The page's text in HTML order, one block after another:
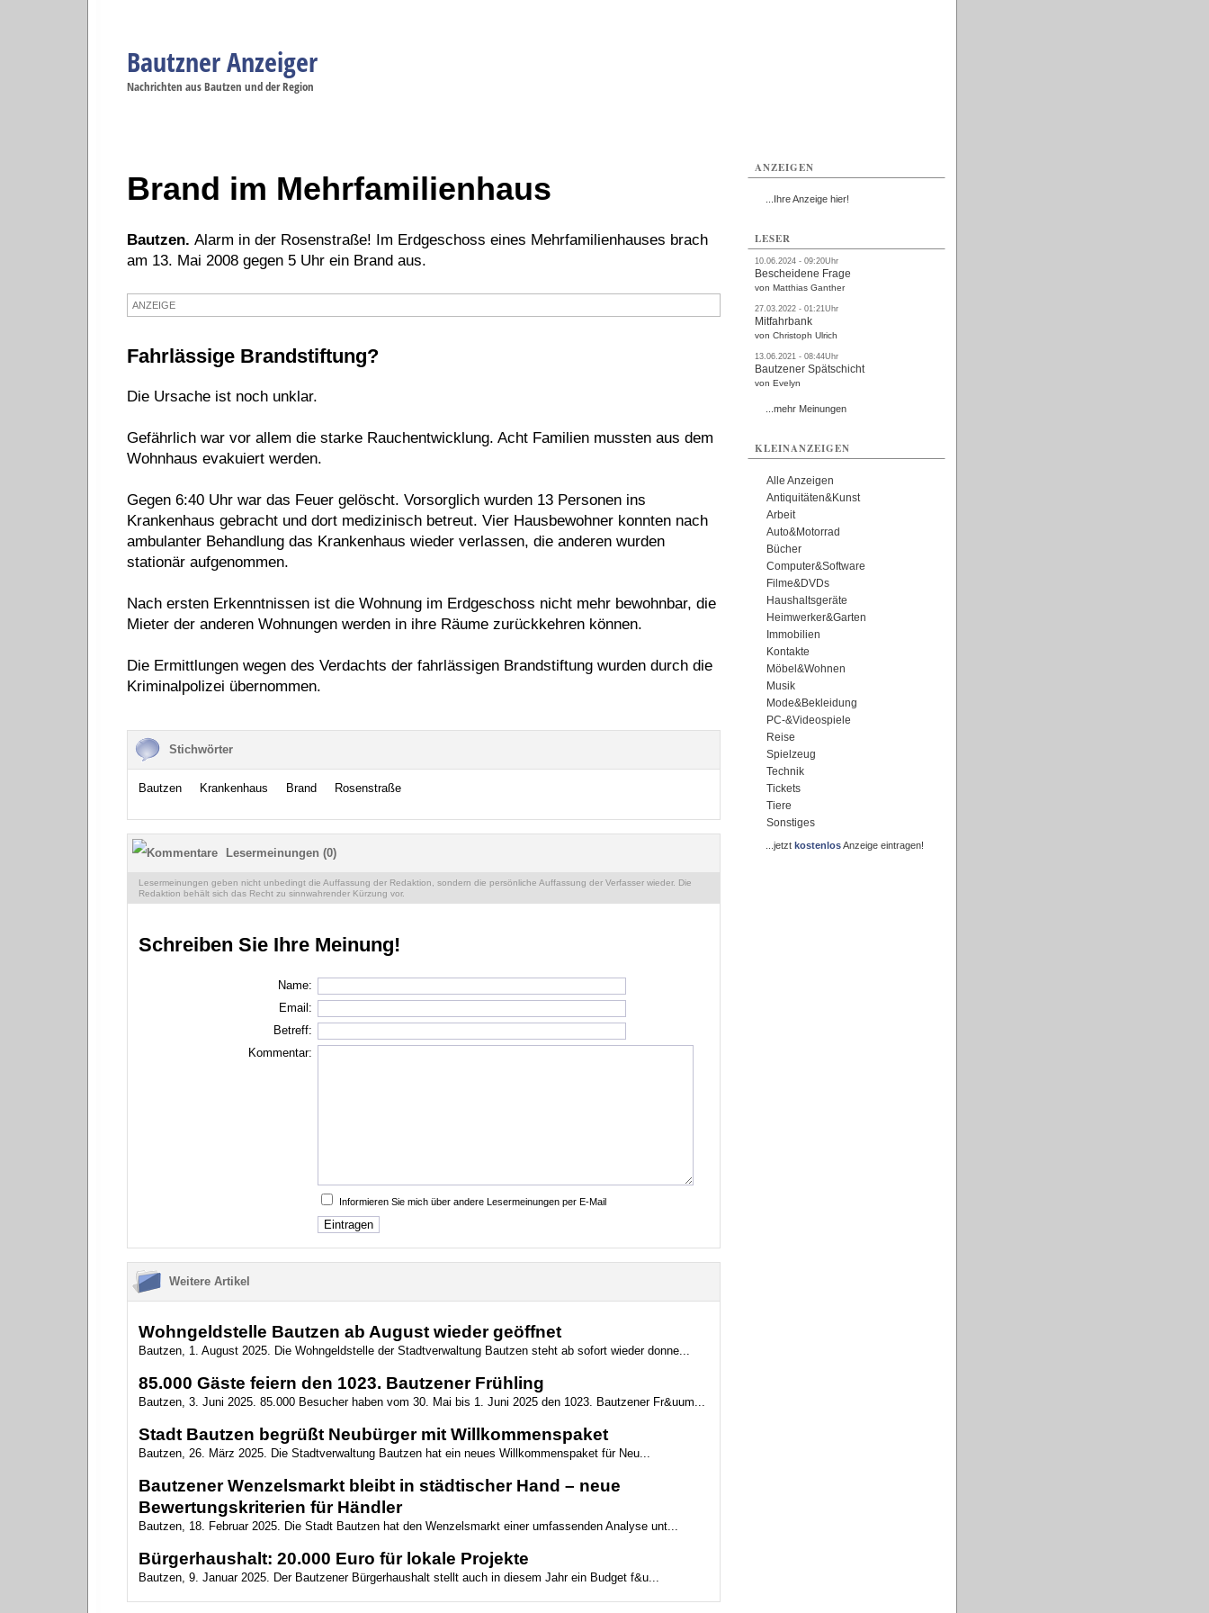
Bautzner Anzeiger
Nachrichten aus Bautzen und der Region
Brand im Mehrfamilienhaus
Bautzen. Alarm in der Rosenstraße! Im Erdgeschoss eines Mehrfamilienhauses brach
am 13. Mai 2008 gegen 5 Uhr ein Brand aus.
ANZEIGE
Fahrlässige Brandstiftung?
Die Ursache ist noch unklar.
Gefährlich war vor allem die starke Rauchentwicklung. Acht Familien mussten aus dem
Wohnhaus evakuiert werden.
Gegen 6:40 Uhr war das Feuer gelöscht. Vorsorglich wurden 13 Personen ins
Krankenhaus gebracht und dort medizinisch betreut. Vier Hausbewohner konnten nach
ambulanter Behandlung das Krankenhaus wieder verlassen, die anderen wurden
stationär aufgenommen.
Nach ersten Erkenntnissen ist die Wohnung im Erdgeschoss nicht mehr bewohnbar, die
Mieter der anderen Wohnungen werden in ihre Räume zurückkehren können.
Die Ermittlungen wegen des Verdachts der fahrlässigen Brandstiftung wurden durch die
Kriminalpolizei übernommen.
Stichwörter
Bautzen Krankenhaus Brand Rosenstraße
Lesermeinungen (0)
Lesermeinungen geben nicht unbedingt die Auffassung der Redaktion, sondern die persönliche Auffassung der Verfasser wieder. Die
Redaktion behält sich das Recht zu sinnwahrender Kürzung vor.
Schreiben Sie Ihre Meinung!
Name:
Email:
Betreff:
Kommentar:
Informieren Sie mich über andere Lesermeinungen per E-Mail
Weitere Artikel
Wohngeldstelle Bautzen ab August wieder geöffnet
Bautzen, 1. August 2025. Die Wohngeldstelle der Stadtverwaltung Bautzen steht ab sofort wieder donne...
85.000 Gäste feiern den 1023. Bautzener Frühling
Bautzen, 3. Juni 2025. 85.000 Besucher haben vom 30. Mai bis 1. Juni 2025 den 1023. Bautzener Fr&uum...
Stadt Bautzen begrüßt Neubürger mit Willkommenspaket
Bautzen, 26. März 2025. Die Stadtverwaltung Bautzen hat ein neues Willkommenspaket für Neu...
Bautzener Wenzelsmarkt bleibt in städtischer Hand – neue
Bewertungskriterien für Händler
Bautzen, 18. Februar 2025. Die Stadt Bautzen hat den Wenzelsmarkt einer umfassenden Analyse unt...
Bürgerhaushalt: 20.000 Euro für lokale Projekte
Bautzen, 9. Januar 2025. Der Bautzener Bürgerhaushalt stellt auch in diesem Jahr ein Budget f&u...
ANZEIGEN
...Ihre Anzeige hier!
LESER
10.06.2024 - 09:20Uhr
Bescheidene Frage
von Matthias Ganther
27.03.2022 - 01:21Uhr
Mitfahrbank
von Christoph Ulrich
13.06.2021 - 08:44Uhr
Bautzener Spätschicht
von Evelyn
...mehr Meinungen
KLEINANZEIGEN
Alle Anzeigen
Antiquitäten&Kunst
Arbeit
Auto&Motorrad
Bücher
Computer&Software
Filme&DVDs
Haushaltsgeräte
Heimwerker&Garten
Immobilien
Kontakte
Möbel&Wohnen
Musik
Mode&Bekleidung
PC-&Videospiele
Reise
Spielzeug
Technik
Tickets
Tiere
Sonstiges
...jetzt kostenlosAnzeige eintragen!